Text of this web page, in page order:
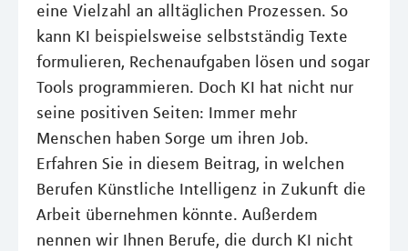
eine Vielzahl an alltäglichen Prozessen. So
kann KI beispielsweise selbstständig Texte
formulieren, Rechenaufgaben lösen und sogar
Tools programmieren. Doch KI hat nicht nur
seine positiven Seiten: Immer mehr
Menschen haben Sorge um ihren Job.
Erfahren Sie in diesem Beitrag, in welchen
Berufen Künstliche Intelligenz in Zukunft die
Arbeit übernehmen könnte. Außerdem
nennen wir Ihnen Berufe, die durch KI nicht